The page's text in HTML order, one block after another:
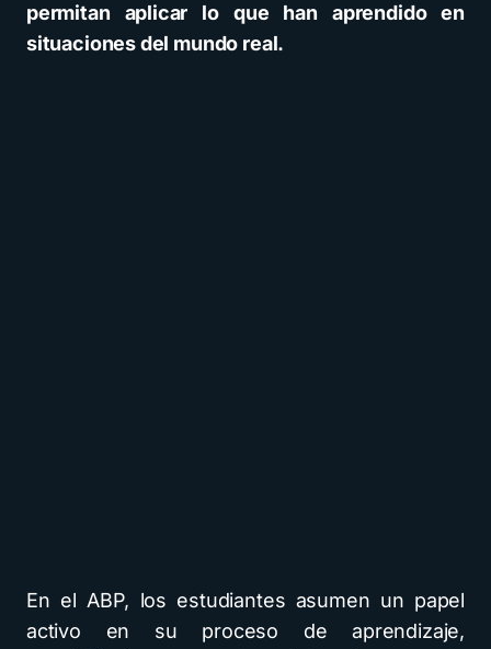
permitan aplicar lo que han aprendido en
situaciones del mundo real.
En el ABP, los estudiantes asumen un papel
activo en su proceso de aprendizaje,